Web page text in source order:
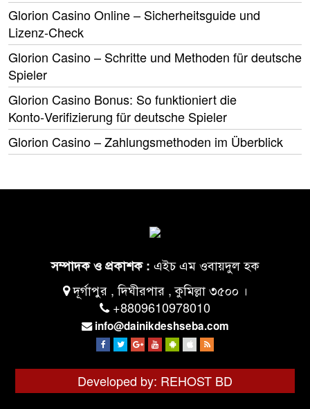
Glorion Casino Online – Sicherheitsguide und
Lizenz‑Check
Glorion Casino – Schritte und Methoden für deutsche
Spieler
Glorion Casino Bonus: So funktioniert die
Konto‑Verifizierung für deutsche Spieler
Glorion Casino – Zahlungsmethoden im Überblick
সম্পাদক ও প্রকাশক : এইচ এম ওবায়দুল হক
দূর্গাপুর , দিঘীরপার , কুমিল্লা ৩৫০০ ।
+8809610978010
info@dainikdeshseba.com
Developed by: REHOST BD